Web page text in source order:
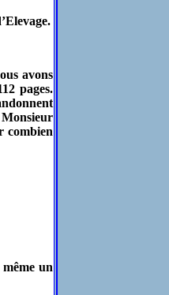
avons
pages.
combien
un